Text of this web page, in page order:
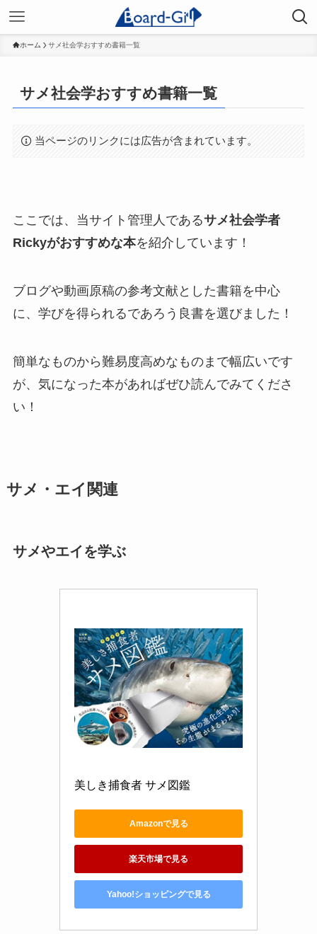
ホーム サメ社会学おすすめ書籍一覧
サメ社会学おすすめ書籍一覧
当ページのリンクには広告が含まれています。
ここでは、当サイト管理人であるサメ社会学者
Rickyがおすすめな本を紹介しています！
ブログや動画原稿の参考文献とした書籍を中心
に、学びを得られるであろう良書を選びました！
簡単なものから難易度高めなものまで幅広いです
が、気になった本があればぜひ読んでみてくださ
い！
サメ・エイ関連
サメやエイを学ぶ
美しき捕食者 サメ図鑑
Amazonで見る
楽天市場で見る
Yahoo!ショッピングで見る